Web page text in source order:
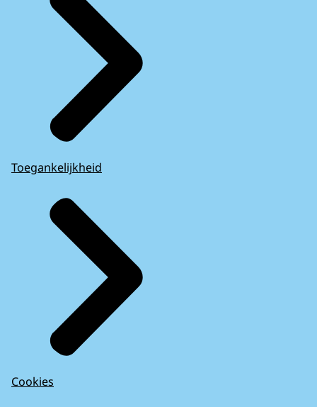
Toegankelijkheid
Cookies